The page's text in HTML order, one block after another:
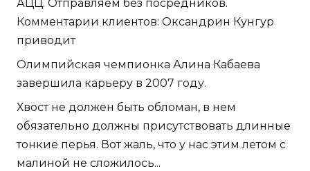
АЦЦ. Отправляем без посредников.
Комментарии клиентов: Оксандрин Кунгур
приводит
Олимпийская чемпионка Алина Кабаева
завершила карьеру в 2007 году.
Хвост не должен быть обломан, в нем
обязательно должны присутствовать длинные
тонкие перья. Вот жаль, что у нас этим летом с
малиной не сложилось...